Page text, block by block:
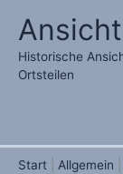
Inhalt
springen
Historische
Ortsteilen
Start Allgemein